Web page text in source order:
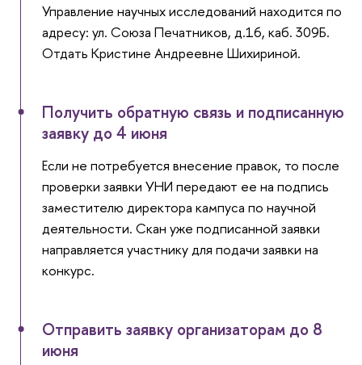
Управление научных исследований находится по
адресу: ул. Союза Печатников, д.16, каб. 309Б.
Отдать Кристине Андреевне Шихириной.
Получить обратную связь и подписанную
заявку до 4 июня
Если не потребуется внесение правок, то после
проверки заявки УНИ передают ее на подпись
заместителю директора кампуса по научной
деятельности. Скан уже подписанной заявки
направляется участнику для подачи заявки на
конкурс.
Отправить заявку организаторам до 8
июня